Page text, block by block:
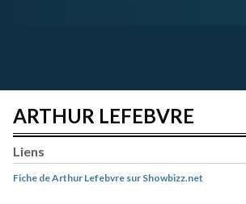
ARTHUR LEFEBVRE
Liens
Fiche de Arthur Lefebvre sur Showbizz.net